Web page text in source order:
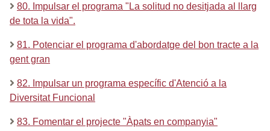
80. Impulsar el programa "La solitud no desitjada al llarg
de tota la vida".
81. Potenciar el programa d'abordatge del bon tracte a la
gent gran
82. Impulsar un programa específic d'Atenció a la
Diversitat Funcional
83. Fomentar el projecte "Àpats en companyia"